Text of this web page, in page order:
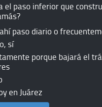
el paso inferior que
paso diario o
sí
porque bajará el
en Juárez